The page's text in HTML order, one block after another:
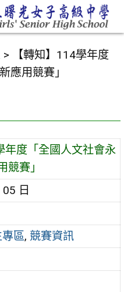
>
【轉知】114學年度
應用競賽」
年度「全國人文社會永
競賽」
日
區, 競賽資訊